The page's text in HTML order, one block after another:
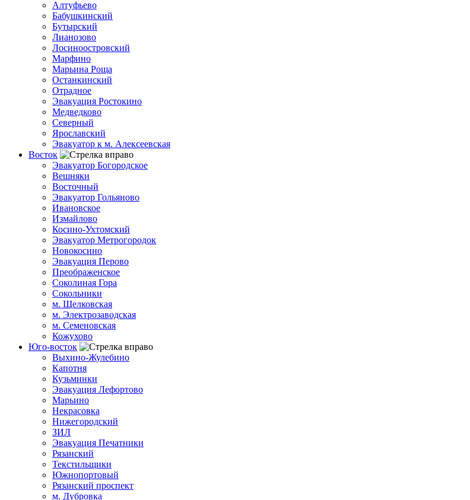
Алтуфьево
Бабушкинский
Бутырский
Лианозово
Лосиноостровский
Марфино
Марьина Роща
Останкинский
Отрадное
Эвакуация Ростокино
Медведково
Северный
Ярославский
Эвакуатор к м. Алексеевская
Восток
Эвакуатор Богородское
Вешняки
Восточный
Эвакуатор Гольяново
Ивановское
Измайлово
Косино-Ухтомский
Эвакуатор Метрогородок
Новокосино
Эвакуация Перово
Преображенское
Соколиная Гора
Сокольники
м. Щелковская
м. Электрозаводская
м. Семеновская
Кожухово
Юго-восток
Выхино-Жулебино
Капотня
Кузьминки
Эвакуация Лефортово
Марьино
Некрасовка
Нижегородский
ЗИЛ
Эвакуация Печатники
Рязанский
Текстильщики
Южнопортовый
Рязанский проспект
м. Дубровка